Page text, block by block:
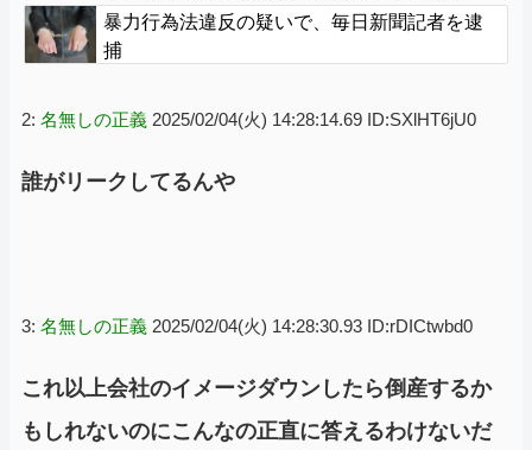
ever????」
暴力行為法違反の疑いで、毎日新聞記者を逮
捕
2: 名無しの正義 2025/02/04(火) 14:28:14.69 ID:SXlHT6jU0
誰がリークしてるんや
3: 名無しの正義 2025/02/04(火) 14:28:30.93 ID:rDICtwbd0
これ以上会社のイメージダウンしたら倒産するか
もしれないのにこんなの正直に答えるわけないだ